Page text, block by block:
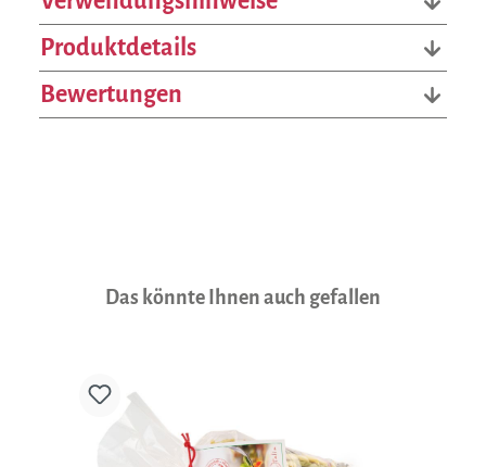
Produktdetails
Bewertungen
Produktgalerie überspringen
Das könnte Ihnen auch gefallen